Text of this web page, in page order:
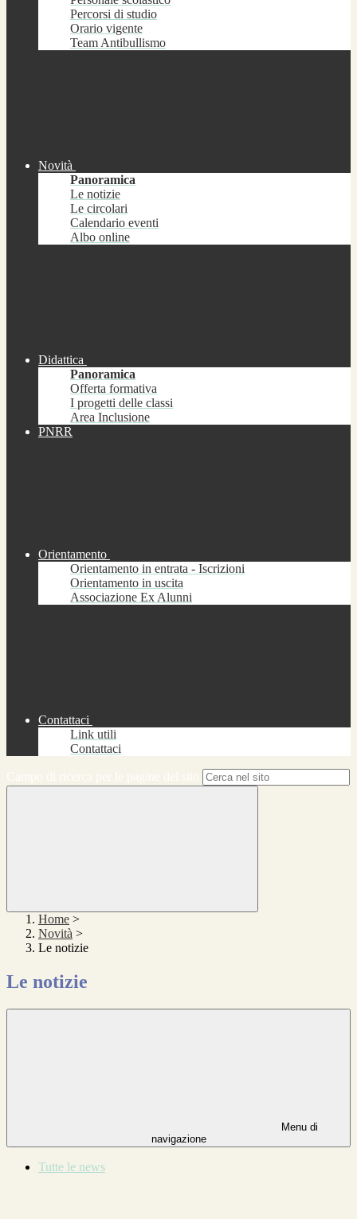
Percorsi di studio
Orario vigente
Team Antibullismo
Novità
Panoramica
Le notizie
Le circolari
Calendario eventi
Albo online
Didattica
Panoramica
Offerta formativa
I progetti delle classi
Area Inclusione
PNRR
Orientamento
Orientamento in entrata - Iscrizioni
Orientamento in uscita
Associazione Ex Alunni
Contattaci
Link utili
Contattaci
Home >
Novità >
Le notizie
Le notizie
Menu di
navigazione
Tutte le news